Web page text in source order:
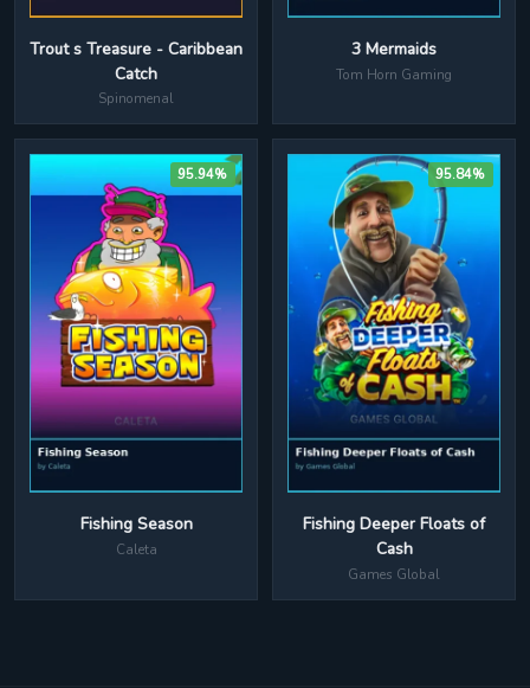
Trout s Treasure - Caribbean
Catch
Spinomenal
3 Mermaids
Tom Horn Gaming
95.94%
Fishing Season
Caleta
95.84%
Fishing Deeper Floats of
Cash
Games Global